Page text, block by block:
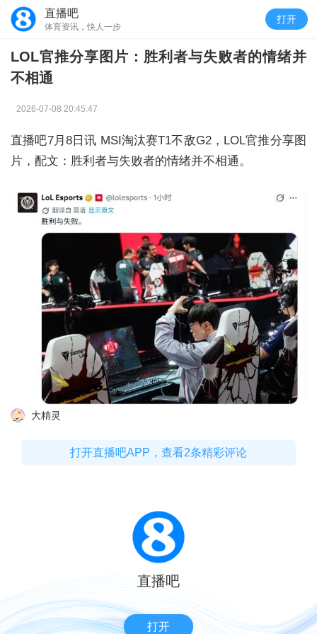
直播吧
体育资讯，快人一步
打开
LOL官推分享图片：胜利者与失败者的情绪并
不相通
2026-07-08 20:45:47
直播吧7月8日讯 MSI淘汰赛T1不敌G2，LOL官推分享图
片，配文：胜利者与失败者的情绪并不相通。
大精灵
打开直播吧APP，查看2条精彩评论
直播吧
打开